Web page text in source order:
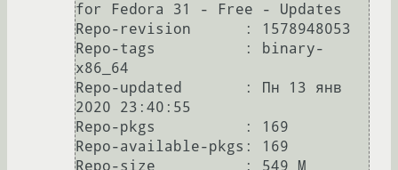
for Fedora 31 - Free - Updates
Repo-revision      : 1578948053
Repo-tags          : binary-
x86_64
Repo-updated       : Пн 13 янв
2020 23:40:55
Repo-pkgs          : 169
Repo-available-pkgs: 169
Repo-size          : 549 M